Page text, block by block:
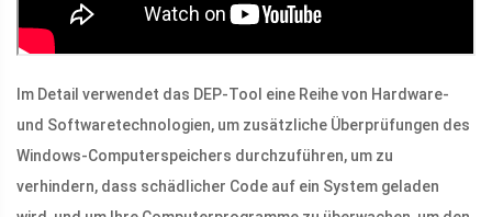
Im Detail verwendet das DEP-Tool eine Reihe von Hardware-
und Softwaretechnologien, um zusätzliche Überprüfungen des
Windows-Computerspeichers durchzuführen, um zu
verhindern, dass schädlicher Code auf ein System geladen